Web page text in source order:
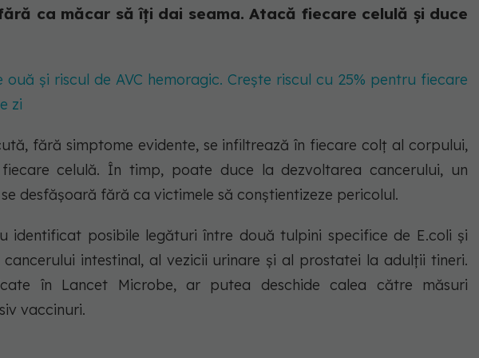
ca măcar să îți dai seama. Atacă fiecare celulă și duce
ouă și riscul de AVC hemoragic. Crește riscul cu 25% pentru fiecare
zi
fără simptome evidente, se infiltrează în fiecare colț al corpului,
celulă. În timp, poate duce la dezvoltarea cancerului, un
desfășoară fără ca victimele să conștientizeze pericolul.
identificat posibile legături între două tulpini specifice de E.coli și
intestinal, al vezicii urinare și al prostatei la adulții tineri.
în Lancet Microbe, ar putea deschide calea către măsuri
vaccinuri.